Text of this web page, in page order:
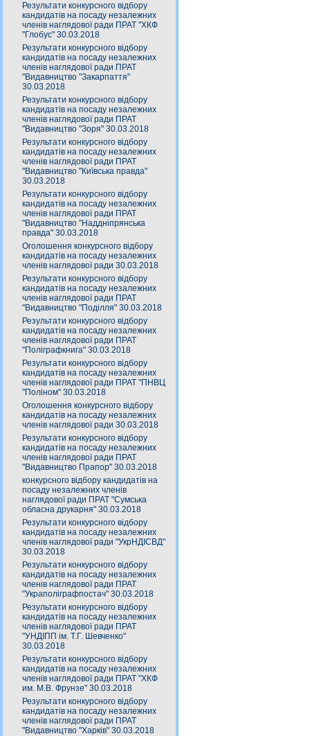
Результати конкурсного відбору
кандидатів на посаду незалежних
членів наглядової ради ПРАТ "ХКФ
"Глобус" 30.03.2018
Результати конкурсного відбору
кандидатів на посаду незалежних
членів наглядової ради ПРАТ
"Видавництво "Закарпаття"
30.03.2018
Результати конкурсного відбору
кандидатів на посаду незалежних
членів наглядової ради ПРАТ
"Видавництво "Зоря" 30.03.2018
Результати конкурсного відбору
кандидатів на посаду незалежних
членів наглядової ради ПРАТ
"Видавництво "Київська правда"
30.03.2018
Результати конкурсного відбору
кандидатів на посаду незалежних
членів наглядової ради ПРАТ
"Видавництво "Наддніпрянська
правда" 30.03.2018
Оголошення конкурсного відбору
кандидатів на посаду незалежних
членів наглядової ради 30.03.2018
Результати конкурсного відбору
кандидатів на посаду незалежних
членів наглядової ради ПРАТ
"Видавництво "Поділля" 30.03.2018
Результати конкурсного відбору
кандидатів на посаду незалежних
членів наглядової ради ПРАТ
"Поліграфкнига" 30.03.2018
Результати конкурсного відбору
кандидатів на посаду незалежних
членів наглядової ради ПРАТ "ПНВЦ
"Поліном" 30.03.2018
Оголошення конкурсного відбору
кандидатів на посаду незалежних
членів наглядової ради 30.03.2018
Результати конкурсного відбору
кандидатів на посаду незалежних
членів наглядової ради ПРАТ
"Видавництво Прапор" 30.03.2018
конкурсного відбору кандидатів на
посаду незалежних членів
наглядової ради ПРАТ "Сумська
обласна друкарня" 30.03.2018
Результати конкурсного відбору
кандидатів на посаду незалежних
членів наглядової ради "УкрНДІСВД"
30.03.2018
Результати конкурсного відбору
кандидатів на посаду незалежних
членів наглядової ради ПРАТ
"Украполіграфпостач" 30.03.2018
Результати конкурсного відбору
кандидатів на посаду незалежних
членів наглядової ради ПРАТ
"УНДІПП ім. Т.Г. Шевченко"
30.03.2018
Результати конкурсного відбору
кандидатів на посаду незалежних
членів наглядової ради ПРАТ "ХКФ
им. М.В. Фрунзе" 30.03.2018
Результати конкурсного відбору
кандидатів на посаду незалежних
членів наглядової ради ПРАТ
"Видавництво "Харків" 30.03.2018